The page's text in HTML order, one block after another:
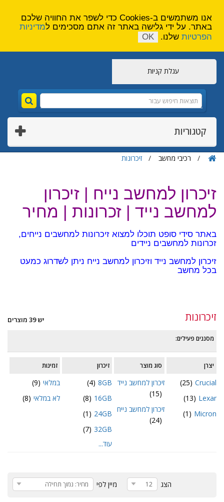
עגלת קניות
קטגוריות
רכיבי מחשב זיכרונות
זיכרון למחשב נייח | זיכרון
למחשב נייד | זכרונות | מחיר
באתר סידי סופט תוכלו למצוא זיכרונות למחשבים נייחים,
זכרונות למחשבים ניידים
זיכרון למחשב נייד וזיכרון למחשב נייח ניתן לשדרוג כמעט
בכל מחשב
זיכרונות יש 39 מוצרים
מסננים פעילים:
יצרן
Crucial
(25)
Lexar
(13)
Micron
(1)
סוג מוצר
זיכרון למחשב נייד
(15)
זיכרון למחשב נייח
(24)
זיכרון
8GB
(4)
16GB
(8)
24GB
(1)
32GB
(7)
עוד...
זמינות
במלאי (9)
לא במלאי (8)
מיין לפי מחיר: נמוך תחילה הצג 12
אנו משתמשים ב-Cookies כדי לשפר את החוויה שלכם
באתר. על ידי גלישה באתר זה אתם מסכימים למדיניות
הפרטיות שלנו. OK